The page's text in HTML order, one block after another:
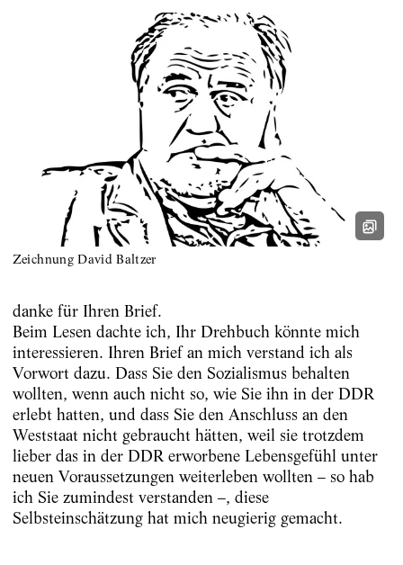
Zeichnung David Baltzer
danke für Ihren Brief.
Beim Lesen dachte ich, Ihr Drehbuch könnte mich
interessieren. Ihren Brief an mich verstand ich als
Vorwort dazu. Dass Sie den Sozialismus behalten
wollten, wenn auch nicht so, wie Sie ihn in der DDR
erlebt hatten, und dass Sie den Anschluss an den
Weststaat nicht gebraucht hätten, weil sie trotzdem
lieber das in der DDR erworbene Lebensgefühl unter
neuen Voraussetzungen weiterleben wollten – so hab
ich Sie zumindest verstanden –, diese
Selbsteinschätzung hat mich neugierig gemacht.